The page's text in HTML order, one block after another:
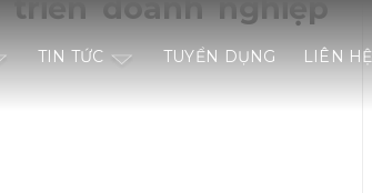
TIN TỨC TUYỂN DỤNG LIÊN HỆ
doanh nghiệp